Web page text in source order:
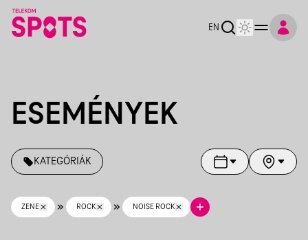
EN
ESEMÉNYEK
KATEGÓRIÁK
ZENE ROCK NOISE ROCK
Telekom Spots